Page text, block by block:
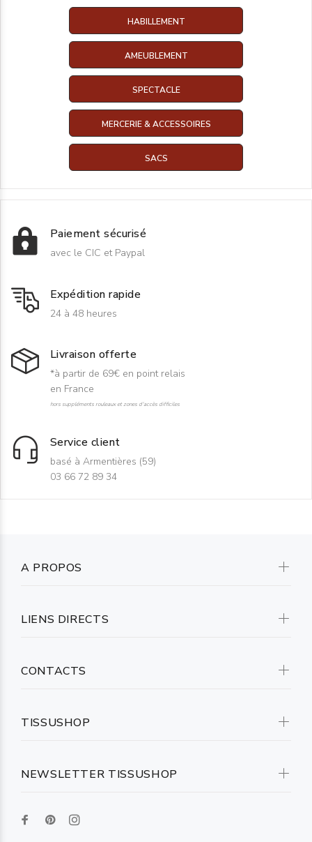
HABILLEMENT
AMEUBLEMENT
SPECTACLE
MERCERIE & ACCESSOIRES
SACS
Paiement sécurisé
avec le CIC et Paypal
Expédition rapide
24 à 48 heures
Livraison offerte
*à partir de 69€ en point relais
en France
hors suppléments rouleaux et zones d'accès difficiles
Service client
basé à Armentières (59)
03 66 72 89 34
NEWSLETTER TISSUSHOP
A PROPOS
LIENS DIRECTS
CONTACTS
TISSUSHOP